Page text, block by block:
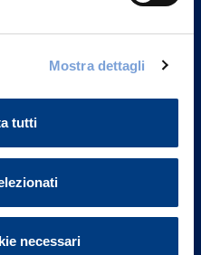
Mostra dettagli
tutti
necessari